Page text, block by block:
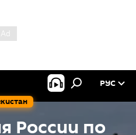
РУС
России по